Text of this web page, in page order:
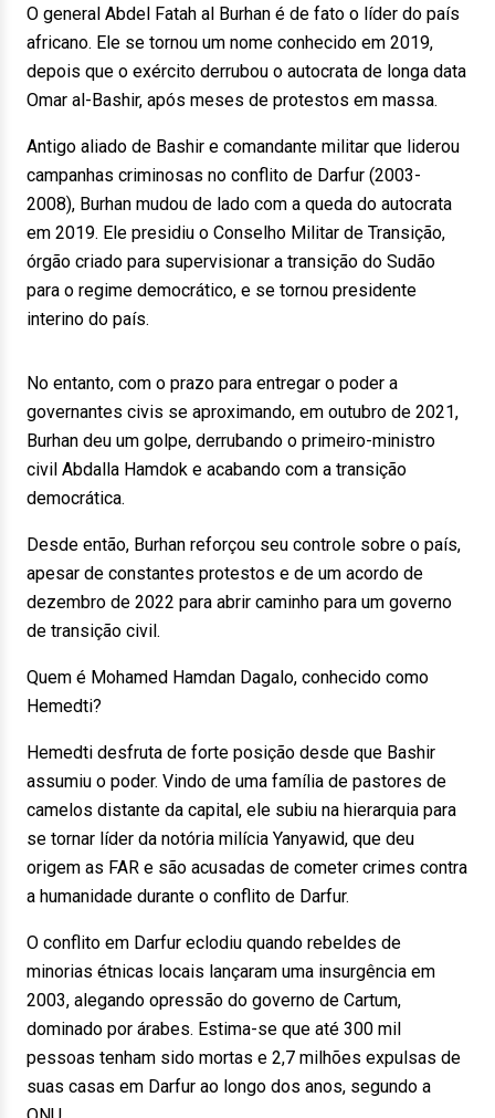
O general Abdel Fatah al Burhan é de fato o líder do país
africano. Ele se tornou um nome conhecido em 2019,
depois que o exército derrubou o autocrata de longa data
Omar al-Bashir, após meses de protestos em massa.
Antigo aliado de Bashir e comandante militar que liderou
campanhas criminosas no conflito de Darfur (2003-
2008), Burhan mudou de lado com a queda do autocrata
em 2019. Ele presidiu o Conselho Militar de Transição,
órgão criado para supervisionar a transição do Sudão
para o regime democrático, e se tornou presidente
interino do país.
No entanto, com o prazo para entregar o poder a
governantes civis se aproximando, em outubro de 2021,
Burhan deu um golpe, derrubando o primeiro-ministro
civil Abdalla Hamdok e acabando com a transição
democrática.
Desde então, Burhan reforçou seu controle sobre o país,
apesar de constantes protestos e de um acordo de
dezembro de 2022 para abrir caminho para um governo
de transição civil.
Quem é Mohamed Hamdan Dagalo, conhecido como
Hemedti?
Hemedti desfruta de forte posição desde que Bashir
assumiu o poder. Vindo de uma família de pastores de
camelos distante da capital, ele subiu na hierarquia para
se tornar líder da notória milícia Yanyawid, que deu
origem as FAR e são acusadas de cometer crimes contra
a humanidade durante o conflito de Darfur.
O conflito em Darfur eclodiu quando rebeldes de
minorias étnicas locais lançaram uma insurgência em
2003, alegando opressão do governo de Cartum,
dominado por árabes. Estima-se que até 300 mil
pessoas tenham sido mortas e 2,7 milhões expulsas de
suas casas em Darfur ao longo dos anos, segundo a